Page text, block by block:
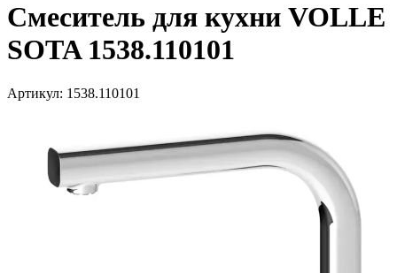
Смеситель для кухни VOLLE
SOTA 1538.110101
Артикул: 1538.110101